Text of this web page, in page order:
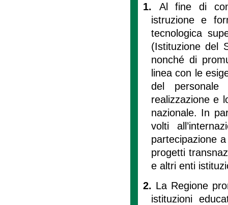
1. Al fine di
istruzione e
tecnologica
(Istituzione del
nonché di
linea con le
del
realizzazione e
nazionale. In
volti
partecipazione
progetti
e altri enti
2. La Regione
istituzioni